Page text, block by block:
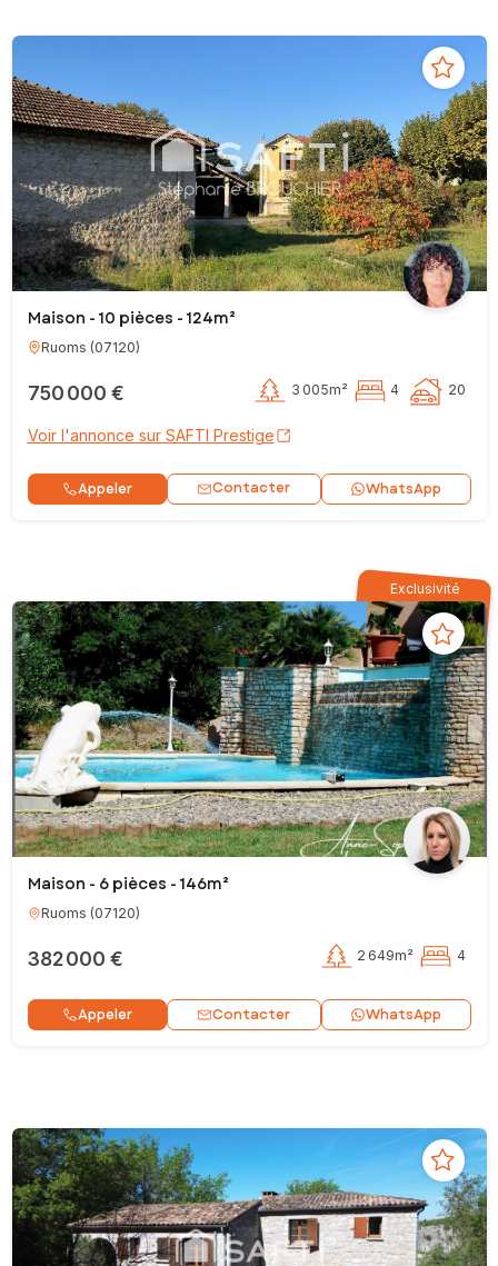
Maison - 10 pièces - 124m²
Ruoms (07120)
750 000 € 3 005m² 4 20
Voir l'annonce sur SAFTI Prestige
Appeler Contacter WhatsApp
Exclusivité
Maison - 6 pièces - 146m²
Ruoms (07120)
382 000 € 2 649m² 4
Appeler Contacter WhatsApp